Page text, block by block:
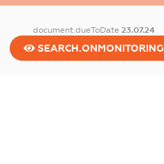
document.dueToDate 23.07.24
SEARCH.ONMONITORING